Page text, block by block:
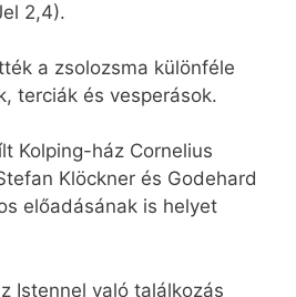
2,4).
a zsolozsma különféle
terciák és vesperások.
Kolping-ház Cornelius
Klöckner és Godehard
előadásának is helyet
Istennel való találkozás